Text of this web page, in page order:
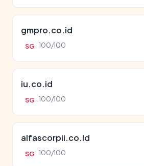
gmpro.co.id
SG 100/100
iu.co.id
SG 100/100
alfascorpii.co.id
SG 100/100